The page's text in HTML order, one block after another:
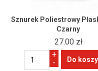
Sznurek Poliestrowy
Czarny
27.00 zł
+
-